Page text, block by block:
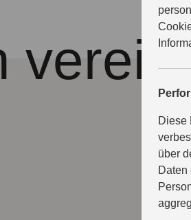
Diese
über
Daten